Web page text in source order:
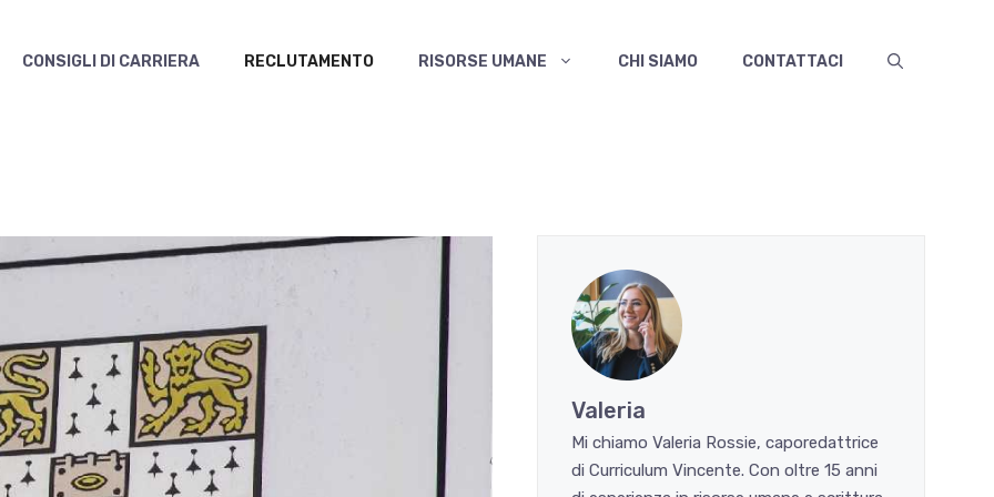
CONSIGLI DI CARRIERA RECLUTAMENTO RISORSE UMANE CHI SIAMO CONTATTACI
Valeria
Mi chiamo Valeria Rossie, caporedattrice
di Curriculum Vincente. Con oltre 15 anni